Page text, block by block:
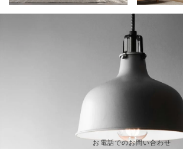
お電話でのお問い合わせ